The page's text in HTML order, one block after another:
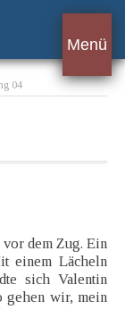
Menü
04
dem Zug. Ein
einem Lächeln
sich Valentin
gehen wir, mein